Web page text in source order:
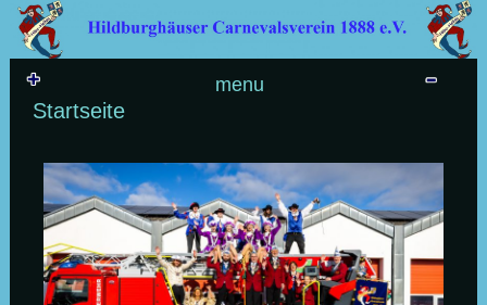
menu
Startseite